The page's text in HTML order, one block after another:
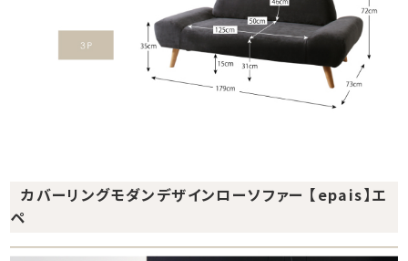
カバーリングモダンデザインローソファー 【epais】エ
ペ